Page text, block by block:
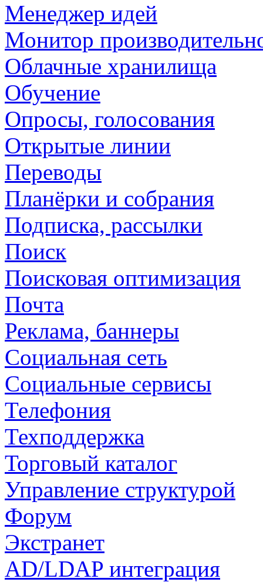
Менеджер идей
Монитор
Облачные хранилища
Обучение
Опросы, голосования
Открытые линии
Переводы
Планёрки и собрания
Подписка, рассылки
Поиск
Поисковая оптимизация
Почта
Реклама, баннеры
Социальная сеть
Социальные сервисы
Телефония
Техподдержка
Торговый каталог
Управление структурой
Форум
Экстранет
AD/LDAP интеграция